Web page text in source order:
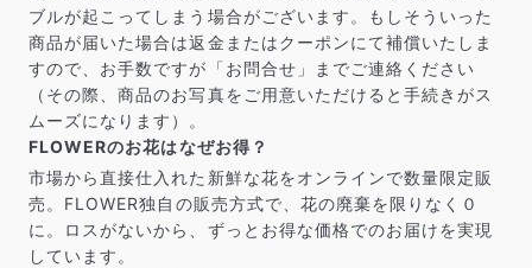
ブルが起こってしまう場合がございます。もしそういった
商品が届いた場合は返金またはクーポンにて補償いたしま
すので、お手数ですが「お問合せ」までご連絡ください
（その際、商品のお写真をご用意いただけると手続きがス
ムーズになります）。
FLOWERのお花はなぜお得？
市場から直接仕入れた新鮮な花をオンラインで数量限定販
売。FLOWER独自の販売方式で、花の廃棄を限りなく０
に。ロスがないから、ずっとお得な価格でのお届けを実現
しています。